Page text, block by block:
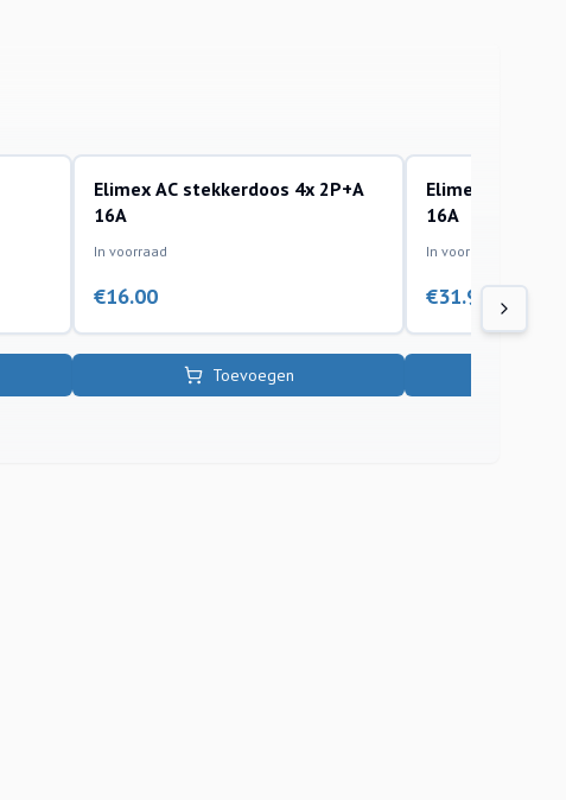
accessoires
Elimex AC stekkerdoos 4x 2P+A
16A
In voorraad
€16.00
Toevoegen
accessoires
Elimex AC
16A
In voorraad
€31.95